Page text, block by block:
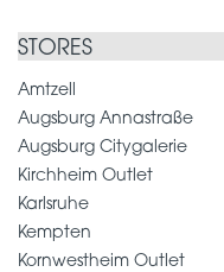
STORES
Amtzell
Augsburg Annastraße
Augsburg Citygalerie
Kirchheim Outlet
Karlsruhe
Kempten
Kornwestheim Outlet